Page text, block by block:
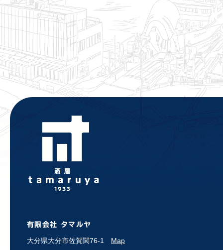
有限会社 タマルヤ
大分県大分市佐賀関76-1 Map